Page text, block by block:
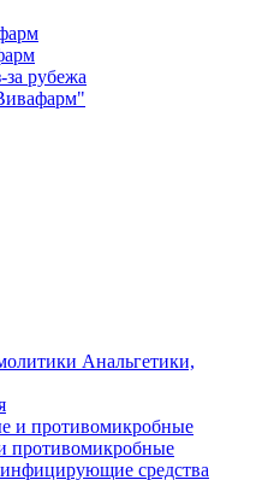
за рубежа
Анальгетики,
противомикробные